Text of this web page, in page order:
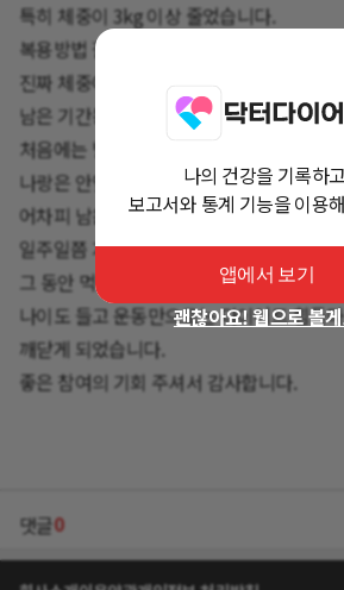
특히 체중이 3kg 이상 줄었습니다.
복용방법 잘 지켜서 잘 먹기만 해도
진짜 체중이 줄어드네요.
남은 기간동안 운동 병행하며 더 열심히
처음에는 별 변화가 없길래
나랑은 안맞는가보다 싶기도 해서 그만 먹으
어차피 남은 거 다 먹고 보자 싶었더니
일주일쯤 지난 시점부터 조금씩 가벼워 지
그 동안 먹는걸로 다이어트 하는 거 안믿었는
나이도 들고 운동만으로는 다이어트 힘들
깨닫게 되었습니다.
좋은 참여의 기회 주셔서 감사합니다.
댓글0
나의 건강을 기록하
보고서와 통계 기능을 이용
앱에서 보기
괜찮아요! 웹으로 볼